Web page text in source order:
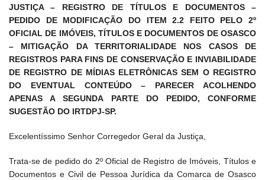
JUSTIÇA – REGISTRO DE TÍTULOS E DOCUMENTOS –
PEDIDO DE MODIFICAÇÃO DO ITEM 2.2 FEITO PELO 2º
OFICIAL DE IMÓVEIS, TÍTULOS E DOCUMENTOS DE OSASCO
– MITIGAÇÃO DA TERRITORIALIDADE NOS CASOS DE
REGISTROS PARA FINS DE CONSERVAÇÃO E INVIABILIDADE
DE REGISTRO DE MÍDIAS ELETRÔNICAS SEM O REGISTRO
DO EVENTUAL CONTEÚDO – PARECER ACOLHENDO
APENAS A SEGUNDA PARTE DO PEDIDO, CONFORME
SUGESTÃO DO IRTDPJ-SP.
Excelentíssimo Senhor Corregedor Geral da Justiça,
Trata-se de pedido do 2º Oficial de Registro de Imóveis, Títulos e
Documentos e Civil de Pessoa Jurídica da Comarca de Osasco